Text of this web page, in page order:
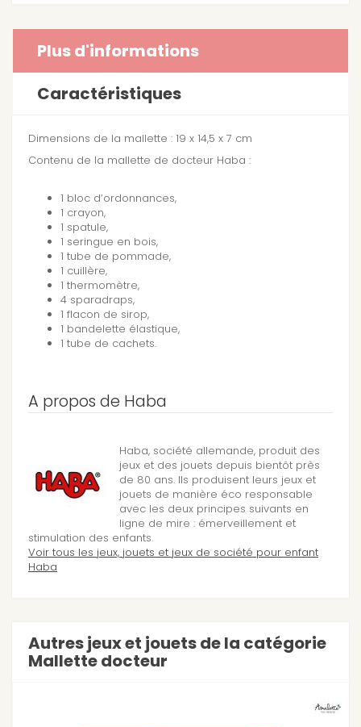
Plus d'informations
Caractéristiques
Dimensions de la mallette : 19 x 14,5 x 7 cm
Contenu de la mallette de docteur Haba :
1 bloc d’ordonnances,
1 crayon,
1 spatule,
1 seringue en bois,
1 tube de pommade,
1 cuillère,
1 thermomètre,
4 sparadraps,
1 flacon de sirop,
1 bandelette élastique,
1 tube de cachets.
A propos de Haba
Haba, société allemande, produit des
jeux et des jouets depuis bientôt près
de 80 ans. Ils produisent leurs jeux et
jouets de manière éco responsable
avec les deux principes suivants en
ligne de mire : émerveillement et
stimulation des enfants.
Voir tous les jeux, jouets et jeux de société pour enfant
Haba
Autres jeux et jouets de la catégorie
Mallette docteur